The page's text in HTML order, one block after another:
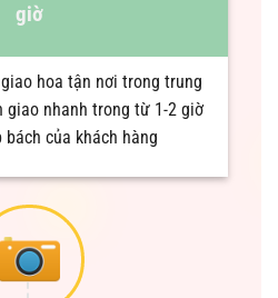
giờ
hoa tận nơi trong trung
giao nhanh trong từ 1-2 giờ
của khách hàng